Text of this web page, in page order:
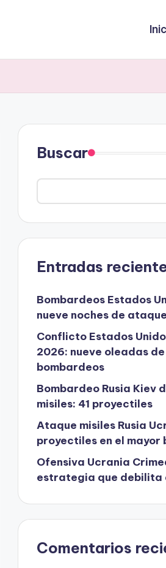
Buscar
Entradas
Bombardeos Estados
nueve noches de
Conflicto Estados
2026: nueve oleadas de
bombardeos
Bombardeo Rusia Kiev
misiles: 41 proyectiles
Ataque misiles Rusia
proyectiles en el mayor
Ofensiva Ucrania
estrategia que debilita
Comentarios